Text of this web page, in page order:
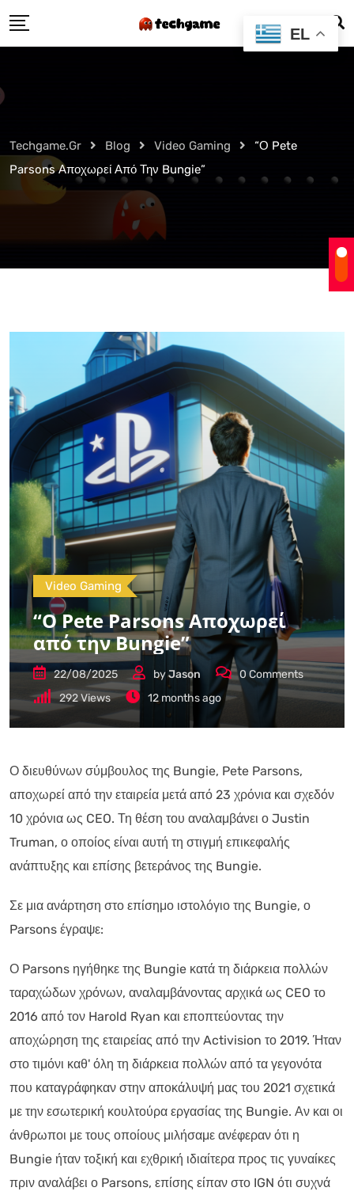
to
Techgame.gr Blog Video Gaming
“Ο Pete
Parsons Αποχωρεί Από Την Bungie”
Video Gaming
“Ο Pete Parsons Αποχωρεί
από την Bungie”
22/08/2025 byJason 0Comments
292Views 12 months ago
Ο διευθύνων σύμβουλος της Bungie, Pete Parsons,
αποχωρεί από την εταιρεία μετά από 23 χρόνια και σχεδόν
10 χρόνια ως CEO. Τη θέση του αναλαμβάνει ο Justin
Truman, ο οποίος είναι αυτή τη στιγμή επικεφαλής
ανάπτυξης και επίσης βετεράνος της Bungie.
Σε μια ανάρτηση στο επίσημο ιστολόγιο της Bungie, ο
Parsons έγραψε:
Ο Parsons ηγήθηκε της Bungie κατά τη διάρκεια πολλών
ταραχώδων χρόνων, αναλαμβάνοντας αρχικά ως CEO το
2016 από τον Harold Ryan και εποπτεύοντας την
αποχώρηση της εταιρείας από την Activision το 2019. Ήταν
στο τιμόνι καθ' όλη τη διάρκεια πολλών από τα γεγονότα
που καταγράφηκαν στην αποκάλυψή μας του 2021 σχετικά
με την εσωτερική κουλτούρα εργασίας της Bungie. Αν και οι
άνθρωποι με τους οποίους μιλήσαμε ανέφεραν ότι η
Bungie ήταν τοξική και εχθρική ιδιαίτερα προς τις γυναίκες
πριν αναλάβει ο Parsons, επίσης είπαν στο IGN ότι συχνά
EL